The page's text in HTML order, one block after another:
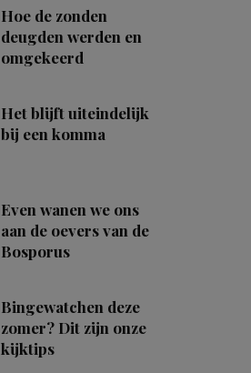
Hoe de zonden
deugden werden en
omgekeerd
Het blijft uiteindelijk
bij een komma
Even wanen we ons
aan de oevers van de
Bosporus
Bingewatchen deze
zomer? Dit zijn onze
kijktips